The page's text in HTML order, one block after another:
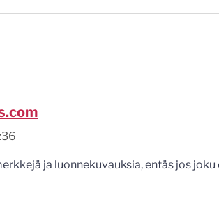
ja luonnekuvauksia, entäs jos joku